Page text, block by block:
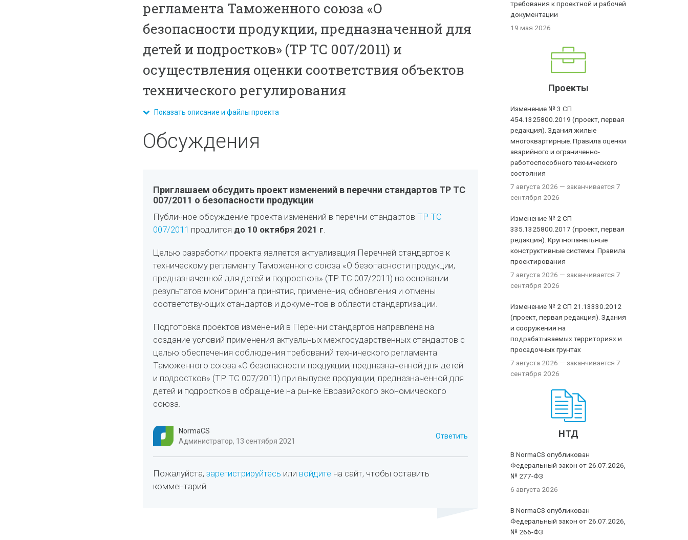
регламента Таможенного союза «О
безопасности продукции, предназначенной для
детей и подростков» (ТР ТС 007/2011) и
осуществления оценки соответствия объектов
технического регулирования
Показать описание и файлы проекта
Обсуждения
Приглашаем обсудить проект изменений в перечни стандартов ТР ТС
007/2011 о безопасности продукции
Публичное обсуждение проекта изменений в перечни стандартов ТР ТС
007/2011 продлится до 10 октября 2021 г.
Целью разработки проекта является актуализация Перечней стандартов к
техническому регламенту Таможенного союза «О безопасности продукции,
предназначенной для детей и подростков» (ТР ТС 007/2011) на основании
результатов мониторинга принятия, применения, обновления и отмены
соответствующих стандартов и документов в области стандартизации.
Подготовка проектов изменений в Перечни стандартов направлена на
создание условий применения актуальных межгосударственных стандартов с
целью обеспечения соблюдения требований технического регламента
Таможенного союза «О безопасности продукции, предназначенной для детей
и подростков» (ТР ТС 007/2011) при выпуске продукции, предназначенной для
детей и подростков в обращение на рынке Евразийского экономического
союза.
NormaCS
Администратор, 13 сентября 2021
Ответить
Пожалуйста, зарегистрируйтесь или войдите на сайт, чтобы оставить
комментарий.
требования к проектной и рабочей
документации
19 мая 2026
Проекты
Изменение № 3 СП
454.1325800.2019 (проект, первая
редакция). Здания жилые
многоквартирные. Правила оценки
аварийного и ограниченно-
работоспособного технического
состояния
7 августа 2026 — заканчивается 7
сентября 2026
Изменение № 2 СП
335.1325800.2017 (проект, первая
редакция). Крупнопанельные
конструктивные системы. Правила
проектирования
7 августа 2026 — заканчивается 7
сентября 2026
Изменение № 2 СП 21.13330.2012
(проект, первая редакция). Здания
и сооружения на
подрабатываемых территориях и
просадочных грунтах
7 августа 2026 — заканчивается 7
сентября 2026
НТД
В NormaCS опубликован
Федеральный закон от 26.07.2026,
№ 277-ФЗ
6 августа 2026
В NormaCS опубликован
Федеральный закон от 26.07.2026,
№ 266-ФЗ